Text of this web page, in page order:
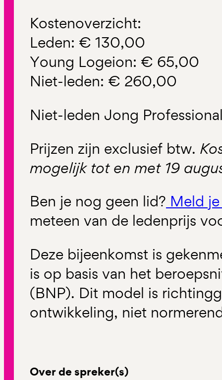
Kostenoverzicht:
Leden: € 130,00
Young Logeion: € 65,00
Niet-leden: € 260,00
Niet-leden Jong
Prijzen zijn exclusief btw.
mogelijk tot en met 19
Ben je nog geen lid? Meld
meteen van de ledenprijs
Deze bijeenkomst is
is op basis van het
(BNP). Dit model is
ontwikkeling, niet
Over de spreker(s)